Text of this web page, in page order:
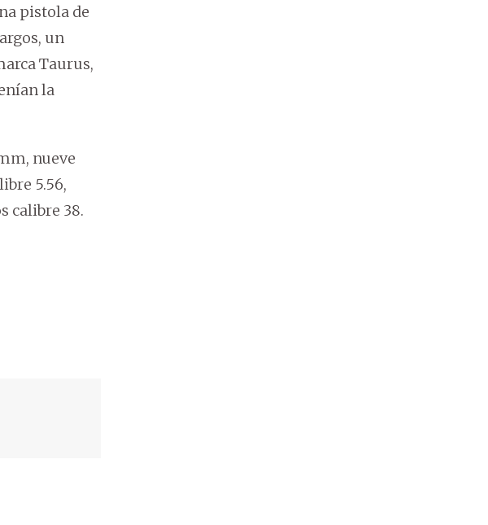
pistola de
un
Taurus,
la
nueve
5.56,
calibre 38.